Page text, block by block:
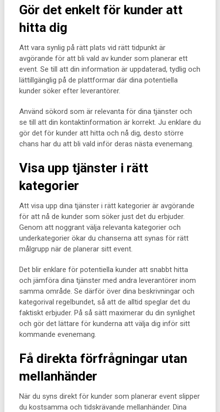
Gör det enkelt för kunder att
hitta dig
Att vara synlig på rätt plats vid rätt tidpunkt är
avgörande för att bli vald av kunder som planerar ett
event. Se till att din information är uppdaterad, tydlig och
lättillgänglig på de plattformar där dina potentiella
kunder söker efter leverantörer.
Använd sökord som är relevanta för dina tjänster och
se till att din kontaktinformation är korrekt. Ju enklare du
gör det för kunder att hitta och nå dig, desto större
chans har du att bli vald inför deras nästa evenemang.
Visa upp tjänster i rätt
kategorier
Att visa upp dina tjänster i rätt kategorier är avgörande
för att nå de kunder som söker just det du erbjuder.
Genom att noggrant välja relevanta kategorier och
underkategorier ökar du chanserna att synas för rätt
målgrupp när de planerar sitt event.
Det blir enklare för potentiella kunder att snabbt hitta
och jämföra dina tjänster med andra leverantörer inom
samma område. Se därför över dina beskrivningar och
kategorival regelbundet, så att de alltid speglar det du
faktiskt erbjuder. På så sätt maximerar du din synlighet
och gör det lättare för kunderna att välja dig inför sitt
kommande evenemang.
Få direkta förfrågningar utan
mellanhänder
När du syns direkt för kunder som planerar event slipper
du kostsamma och tidskrävande mellanhänder. Dina